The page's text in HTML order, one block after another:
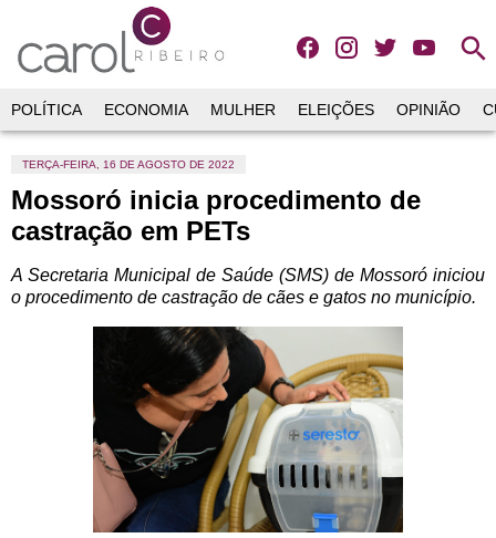
search
POLÍTICA ECONOMIA MULHER ELEIÇÕES OPINIÃO
TERÇA-FEIRA, 16 DE AGOSTO DE 2022
Mossoró inicia procedimento de
castração em PETs
A Secretaria Municipal de Saúde (SMS) de Mossoró iniciou
o procedimento de castração de cães e gatos no município.